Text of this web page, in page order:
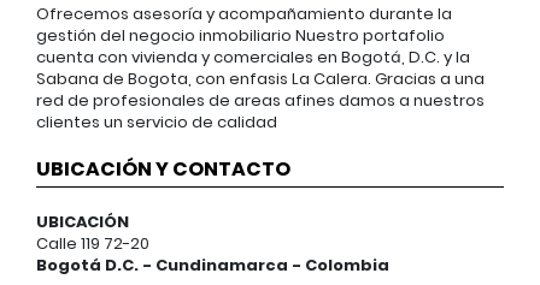
Ofrecemos asesoría y acompañamiento durante la
gestión del negocio inmobiliario Nuestro portafolio
cuenta con vivienda y comerciales en Bogotá, D.C. y la
Sabana de Bogota, con enfasis La Calera. Gracias a una
red de profesionales de areas afines damos a nuestros
clientes un servicio de calidad
UBICACIÓN Y CONTACTO
UBICACIÓN
Calle 119 72-20
Bogotá D.C. - Cundinamarca - Colombia